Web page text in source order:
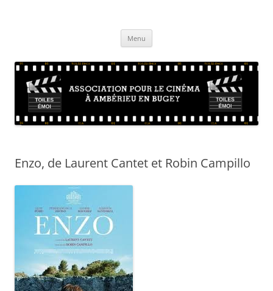
sa région
Menu
Enzo, de Laurent Cantet et Robin Campillo